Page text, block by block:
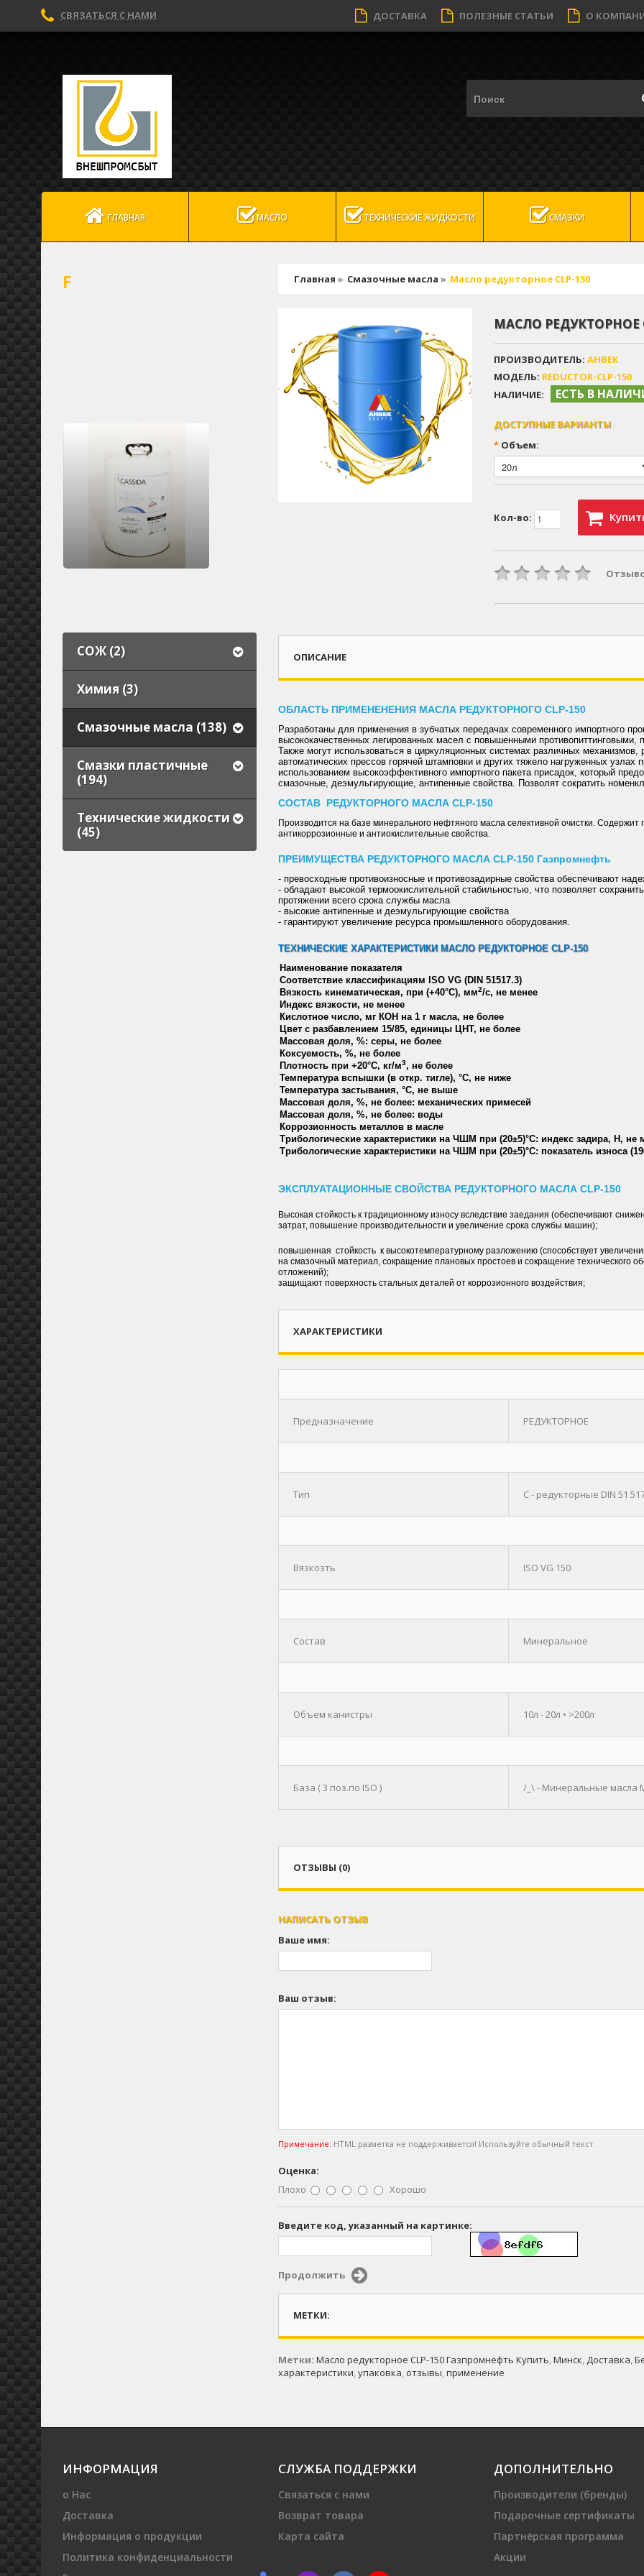
СВЯЗАТЬСЯ С НАМИ ДОСТАВКА ПОЛЕЗНЫЕ СТАТЬИ О
ГЛАВНАЯ МАСЛО ТЕХНИЧЕСКИЕ ЖИДКОСТИ СМАЗКИ
Главная » Смазочные масла » Масло редукторное CLP-150
МАСЛО РЕДУКТОРНОЕ
ПРОИЗВОДИТЕЛЬ: АНВЕК
МОДЕЛЬ: REDUCTOR-CLP-150
НАЛИЧИЕ:
ЕСТЬ В
ДОСТУПНЫЕ ВАРИАНТЫ
* Объем:
Кол-во:
ОПИСАНИЕ
ОБЛАСТЬ ПРИМЕНЕНЕНИЯ МАСЛА РЕДУКТОРНОГО CLP-150
Разработаны для применения в зубчатых передачах современного импортного
высококачественных легированных масел с повышенными противопиттинговыми,
Также могут использоваться в циркуляционных системах различных
автоматических прессов горячей штамповки и других тяжело нагруженных
использованием высокоэффективного импортного пакета присадок, который
смазочные, деэмульгирующие, антипенные свойства. Позволят сократить
СОСТАВ РЕДУКТОРНОГО МАСЛА CLP-150
Производится на базе минерального нефтяного масла селективной очистки.
антикоррозионные и антиокислительные свойства.
ПРЕИМУЩЕСТВА РЕДУКТОРНОГО МАСЛА СLP-150 Газпромнефть
- превосходные противоизносные и противозадирные свойства обеспечивают
- обладают высокой термоокислительной стабильностью, что позволяет
протяжении всего срока службы масла
- высокие антипенные и деэмульгирующие свойства
- гарантируют увеличение ресурса промышленного оборудования.
ТЕХНИЧЕСКИЕ ХАРАКТЕРИСТИКИ МАСЛО РЕДУКТОРНОЕ CLP-150
Наименование показателя
Соответствие классификациям ISO VG (DIN 51517.3)
Вязкость кинематическая, при (+40°С), мм2/с, не менее
Индекс вязкости, не менее
Кислотное число, мг КОН на 1 г масла, не более
Цвет с разбавлением 15/85, единицы ЦНТ, не более
Массовая доля, %: серы, не более
Коксуемость, %, не более
Плотность при +20°С, кг/м3, не более
Температура вспышки (в откр. тигле), °С, не ниже
Температура застывания, °С, не выше
Массовая доля, %, не более: механических примесей
Массовая доля, %, не более: воды
Коррозионность металлов в масле
Трибологические характеристики на ЧШМ при (20±5)°С: индекс задира, Н, не
Трибологические характеристики на ЧШМ при (20±5)°С: показатель износа
ЭКСПЛУАТАЦИОННЫЕ СВОЙСТВА РЕДУКТОРНОГО МАСЛА СLP-150
Высокая стойкость к традиционному износу вследствие заедания (обеспечивают
затрат, повышение производительности и увеличение срока службы машин);
повышенная стойкость к высокотемпературному разложению (способствует
на смазочный материал, сокращение плановых простоев и сокращение технического
отложений);
защищают поверхность стальных деталей от коррозионного воздействия;
ХАРАКТЕРИСТИКИ
Предназначение РЕДУКТОРНОЕ
Тип С - редукторные DIN 51 517
Вязкозть ISO VG 150
Состав Минеральное
Объем канистры 10л - 20л • >200л
База ( 3 поз.по ISO ) /_\ - Минеральные масла
ОТЗЫВЫ (0)
НАПИСАТЬ ОТЗЫВ
Ваше имя:
Ваш отзыв:
Примечание: HTML разметка не поддерживается! Используйте обычный текст.
Оценка:
Плохо
Хорошо
Введите код, указанный на картинке:
Продолжить
МЕТКИ:
Метки: Масло редукторное CLP-150 Газпромнефть Купить Минск Доставка
характеристики упаковка отзывы применение
F
СОЖ (2)
Химия (3)
Смазочные масла (138)
Смазки пластичные
(194)
Технические жидкости
(45)
ИНФОРМАЦИЯ
о Нас
Доставка
Информация о продукции
Политика конфиденциальности
СЛУЖБА ПОДДЕРЖКИ
Связаться с нами
Возврат товара
Карта сайта
ДОПОЛНИТЕЛЬНО
Производители (бренды)
Подарочные сертификаты
Партнёрская программа
Акции